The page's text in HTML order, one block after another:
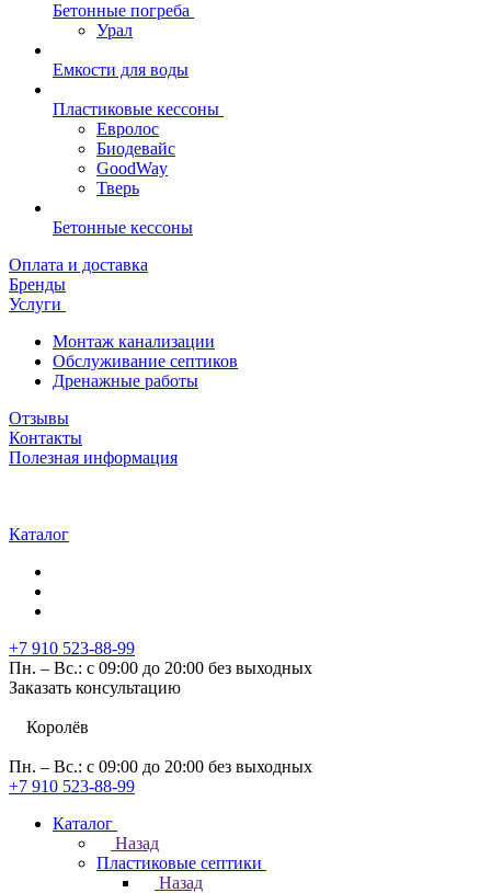
Бетонные погреба
Урал
Емкости для воды
Пластиковые кессоны
Евролос
Биодевайс
GoodWay
Тверь
Бетонные кессоны
Оплата и доставка
Бренды
Услуги
Монтаж канализации
Обслуживание септиков
Дренажные работы
Отзывы
Контакты
Полезная информация
Каталог
+7 910 523-88-99
Пн. – Вс.: с 09:00 до 20:00 без выходных
Заказать консультацию
Королёв
Пн. – Вс.: с 09:00 до 20:00 без выходных
+7 910 523-88-99
Каталог
Назад
Пластиковые септики
Назад